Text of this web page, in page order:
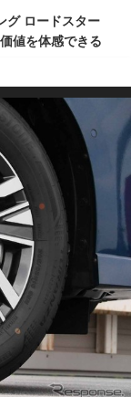
グ ロードスター
値を体感できる